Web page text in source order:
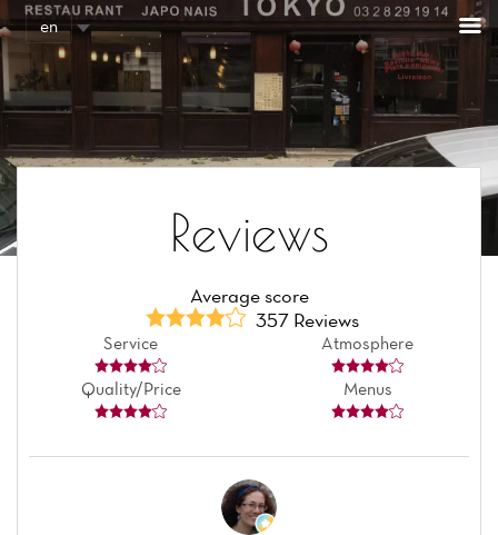
en
Reviews
Average score
357 Reviews
Service Atmosphere
Quality/Price Menus
Cookies management panel